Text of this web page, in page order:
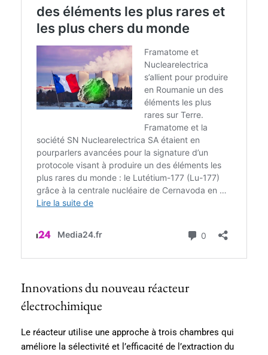
Innovations du nouveau réacteur
électrochimique
Le réacteur utilise une approche à trois chambres qui
améliore la sélectivité et l’efficacité de l’extraction du